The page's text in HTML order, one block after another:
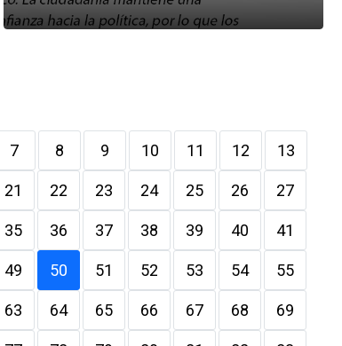
7 8 9 10 11 12 13
21 22 23 24 25 26 27
35 36 37 38 39 40 41
49 50 51 52 53 54 55
63 64 65 66 67 68 69